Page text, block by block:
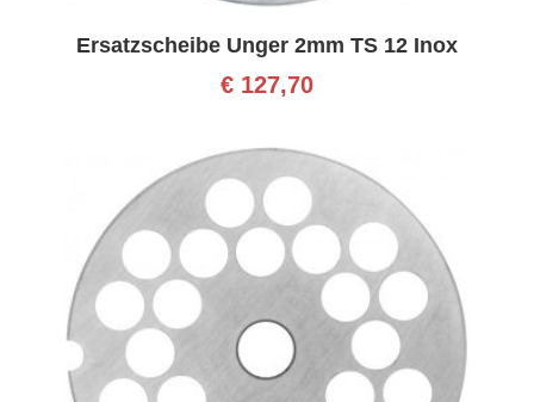
Ersatzscheibe Unger 2mm TS 12 Inox
€127,70